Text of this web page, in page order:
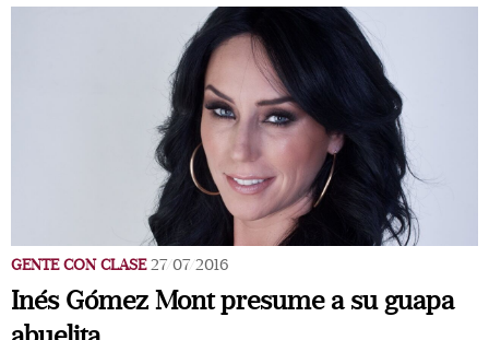
GENTE CON CLASE 27/07/2016
Inés Gómez Mont presume a su guapa